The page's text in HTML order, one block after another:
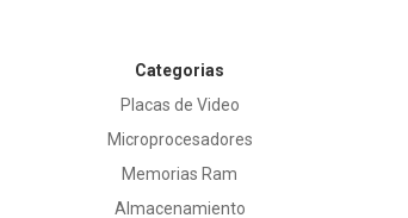
Categorias
Placas de Video
Microprocesadores
Memorias Ram
Almacenamiento